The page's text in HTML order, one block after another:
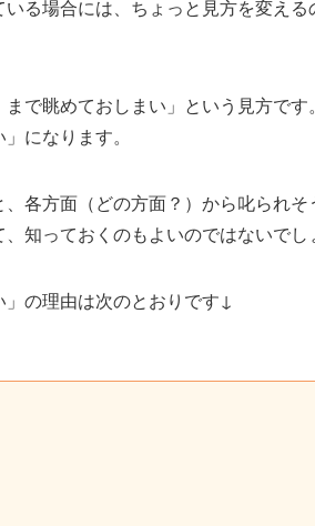
る場合には、ちょっと見方を変える
で眺めておしまい」という見方で
になります。
各方面（どの方面？）から叱られ
知っておくのもよいのではないでし
の理由は次のとおりです↓